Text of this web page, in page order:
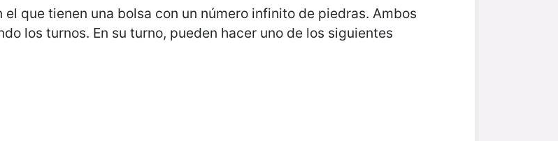
que tienen una bolsa con un número infinito de piedras. Ambos
los turnos. En su turno, pueden hacer uno de los siguientes